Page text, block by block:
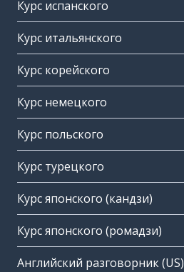
Курс испанского
Курс итальянского
Курс корейского
Курс немецкого
Курс польского
Курс турецкого
Курс японского (кандзи)
Курс японского (ромадзи)
Английский разговорник (US)